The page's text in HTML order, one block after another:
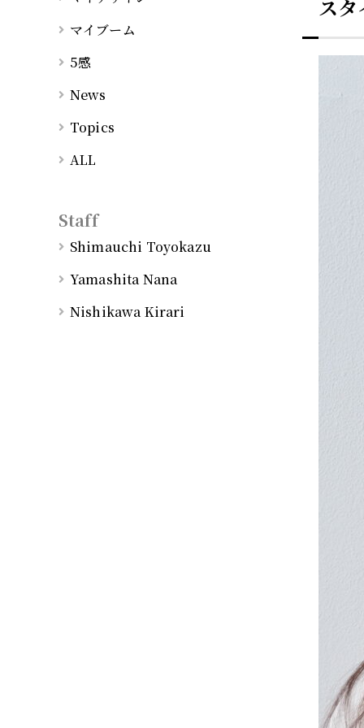
ス
マイブーム
5感
News
Topics
ALL
Staff
Shimauchi Toyokazu
Yamashita Nana
Nishikawa Kirari